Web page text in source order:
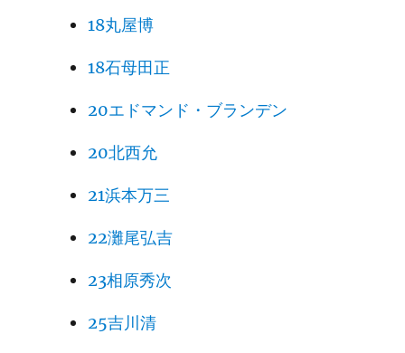
18丸屋博
18石母田正
20エドマンド・ブランデン
20北西允
21浜本万三
22灘尾弘吉
23相原秀次
25吉川清